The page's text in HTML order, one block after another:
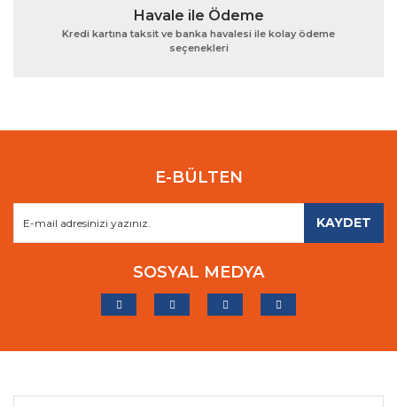
Havale ile Ödeme
Kredi kartına taksit ve banka havalesi ile kolay ödeme
seçenekleri
E-BÜLTEN
KAYDET
SOSYAL MEDYA